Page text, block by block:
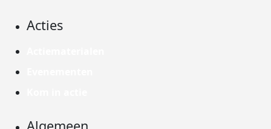
Acties